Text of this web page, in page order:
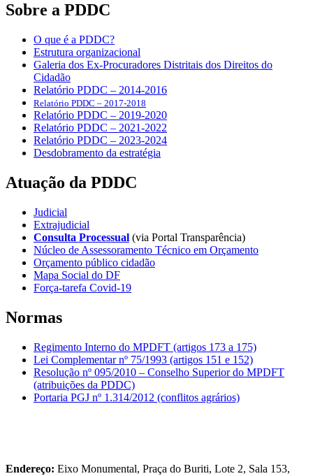
Sobre a PDDC
O que é a PDDC?
Estrutura organizacional
Galeria dos Ex-Procuradores Distritais dos Direitos do
Cidadão
Relatório PDDC – 2014-2016
Relatório PDDC – 2017-2018
Relatório PDDC – 2019-2020
Relatório PDDC – 2021-2022
Relatório PDDC – 2023-2024
Desdobramento da estratégia
Atuação da PDDC
Judicial
Extrajudicial
Consulta Processual (via Portal Transparência)
Núcleo de Assessoramento Técnico em Orçamento
Orçamento público cidadão
Mapa Social do DF
Força-tarefa Covid-19
Normas
Regimento Interno do MPDFT (artigos 173 a 175)
Lei Complementar nº 75/1993 (artigos 151 e 152)
Resolução nº 095/2010 – Conselho Superior do MPDFT
(atribuições da PDDC)
Portaria PGJ nº 1.314/2012 (conflitos agrários)
Endereço: Eixo Monumental, Praça do Buriti, Lote 2, Sala 153,